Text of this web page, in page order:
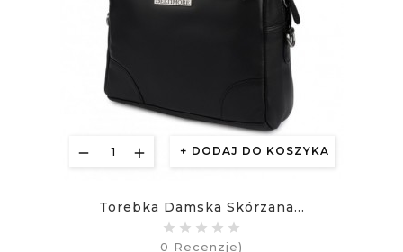
DODAJ DO KOSZYKA
Torebka Damska Skórzana...
0 Recenzje)